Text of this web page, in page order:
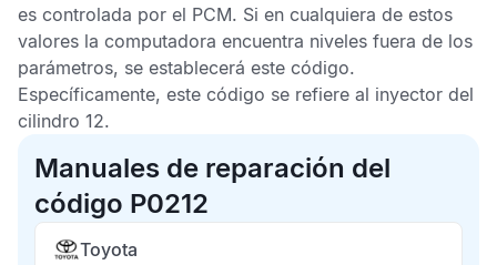
es controlada por el PCM. Si en cualquiera de estos
valores la computadora encuentra niveles fuera de los
parámetros, se establecerá este código.
Específicamente, este código se refiere al inyector del
cilindro 12.
Manuales de reparación del
código P0212
Toyota